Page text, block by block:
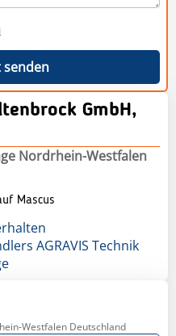
senden
GmbH,
Nordrhein-Westfalen
Mascus
AGRAVIS Technik
Westfalen Deutschland